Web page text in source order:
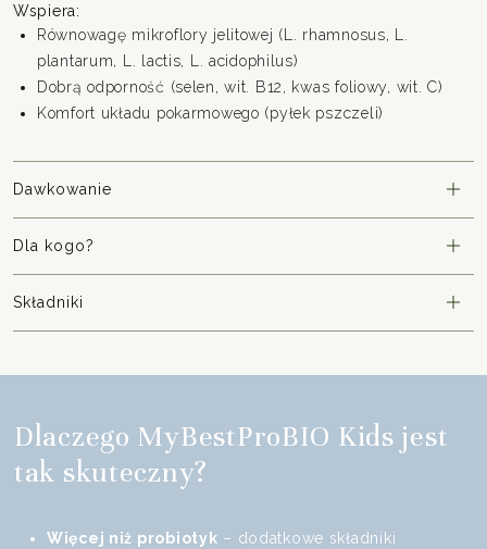
Wspiera:
Równowagę mikroflory jelitowej (L. rhamnosus, L.
plantarum, L. lactis, L. acidophilus)
Dobrą odporność (selen, wit. B12, kwas foliowy, wit. C)
Komfort układu pokarmowego (pyłek pszczeli)
Dawkowanie
Dla kogo?
Składniki
Dlaczego MyBestProBIO Kids jest
tak skuteczny?
Więcej niż probiotyk – dodatkowe składniki